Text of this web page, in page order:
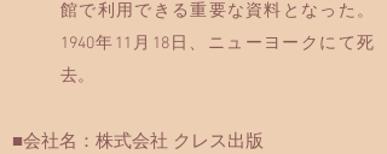
館で利用できる重要な資料となった。
1940年11月18日、ニューヨークにて死
去。
■会社名：株式会社 クレス出版